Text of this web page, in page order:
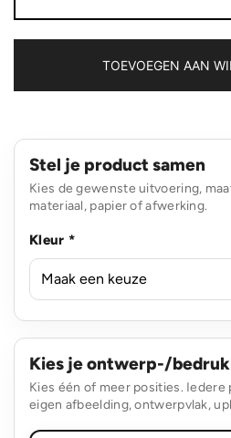
TOEVOEGEN AAN
Stel je product samen
Kies de gewenste uitvoering,
materiaal, papier of afwerking.
Kleur *
Kies je ontwerp-/
Kies één of meer posities.
eigen afbeelding, ontwerpvlak,